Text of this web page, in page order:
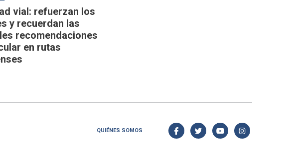
vial: refuerzan los
y recuerdan las
recomendaciones
en rutas
QUIÉNES SOMOS